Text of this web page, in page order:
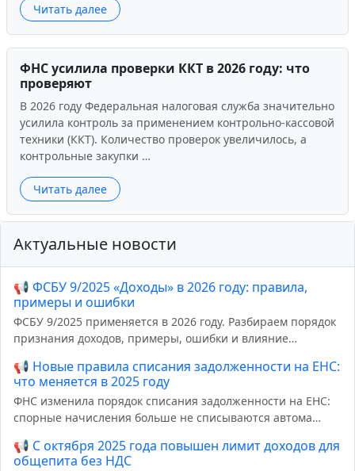
Читать далее
ФНС усилила проверки ККТ в 2026 году: что
проверяют
В 2026 году Федеральная налоговая служба значительно
усилила контроль за применением контрольно-кассовой
техники (ККТ). Количество проверок увеличилось, а
контрольные закупки …
Читать далее
Актуальные новости
📢 ФСБУ 9/2025 «Доходы» в 2026 году: правила,
примеры и ошибки
ФСБУ 9/2025 применяется в 2026 году. Разбираем порядок
признания доходов, примеры, ошибки и влияние…
📢 Новые правила списания задолженности на ЕНС:
что меняется в 2025 году
ФНС изменила порядок списания задолженности на ЕНС:
спорные начисления больше не списываются автома…
📢 С октября 2025 года повышен лимит доходов для
общепита без НДС